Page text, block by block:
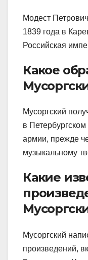
Модест
1839 года в
Российская
Какое
Мусоргский
в
армии, прежде
музыкальному
Какие
Мусоргский
произведений,